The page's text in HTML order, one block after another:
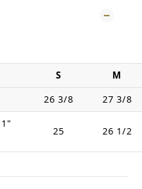
S
M
26 3/8
27 3/8
25 26 1/2